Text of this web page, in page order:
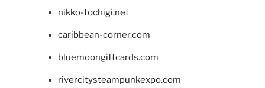
nikko-tochigi.net
caribbean-corner.com
bluemoongiftcards.com
rivercitysteampunkexpo.com